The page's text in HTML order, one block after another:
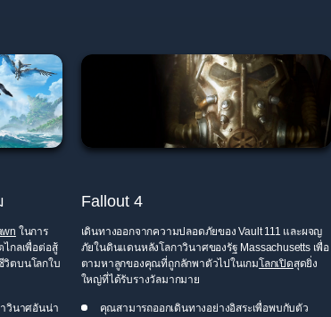
ในการ
กลเพื่อต่อสู้
วิตบนโลกใบ
วินาศอันน่า
Fallout 4
เดินทางออกจากความปลอดภัยของ Vault 111 และผจญ
ภัยในดินแดนหลังโลกาวินาศของรัฐ Massachusetts เพื่อ
ตามหาลูกของคุณที่ถูกลักพาตัวไปในเกมโลกเปิดสุดยิ่ง
ใหญ่ที่ได้รับรางวัลมากมาย
คุณสามารถออกเดินทางอย่างอิสระเพื่อพบกับตัว